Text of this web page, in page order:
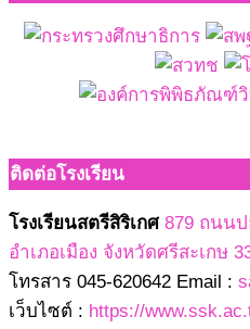
ติดต่อโรงเรียน
โรงเรียนสตรีสิริเกศ 879 ถนน
อำเภอเมือง จังหวัดศรีสะเกษ
โทรสาร 045-620642 Email :
เว็บไซต์ : https://